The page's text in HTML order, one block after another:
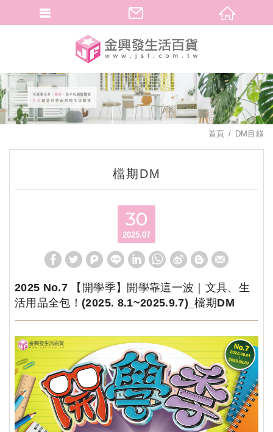
首頁 DM目錄
檔期DM
30
2025.07
2025 No.7 【開學季】開學靠這一波｜文具、生
活用品全包！(2025. 8.1~2025.9.7)_檔期DM